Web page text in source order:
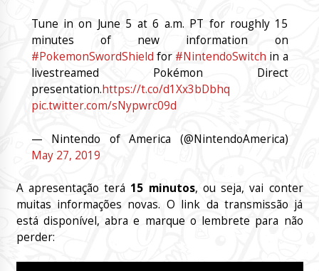
Tune in on June 5 at 6 a.m. PT for roughly 15
minutes of new information on
#PokemonSwordShield for #NintendoSwitch in a
livestreamed Pokémon Direct
presentation.https://t.co/d1Xx3bDbhq
pic.twitter.com/sNypwrc09d
— Nintendo of America (@NintendoAmerica)
May 27, 2019
A apresentação terá 15 minutos, ou seja, vai conter
muitas informações novas. O link da transmissão já
está disponível, abra e marque o lembrete para não
perder: